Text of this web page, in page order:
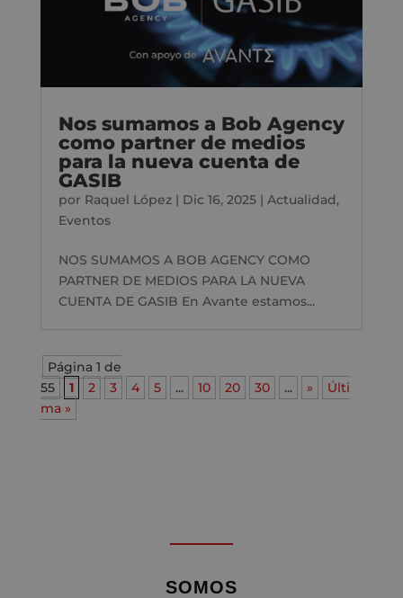
Nos sumamos a Bob Agency
como partner de medios
para la nueva cuenta de
GASIB
por Raquel López| Dic 16, 2025| Actualidad,
Eventos
NOS SUMAMOS A BOB AGENCY COMO
PARTNER DE MEDIOS PARA LA NUEVA
CUENTA DE GASIB En Avante estamos...
Página 1 de
55
1 2 3 4 5 ... 10 20 30 ... »
Últi
ma »
SOMOS